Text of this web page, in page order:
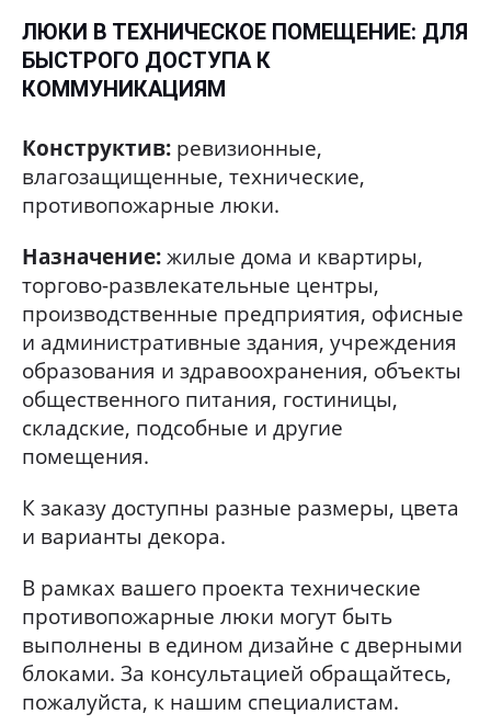
ЛЮКИ В ТЕХНИЧЕСКОЕ ПОМЕЩЕНИЕ: ДЛЯ
БЫСТРОГО ДОСТУПА К
КОММУНИКАЦИЯМ
Конструктив: ревизионные,
влагозащищенные, технические,
противопожарные люки.
Назначение:жилые дома и квартиры,
торгово-развлекательные центры,
производственные предприятия, офисные
и административные здания, учреждения
образования и здравоохранения, объекты
общественного питания, гостиницы,
складские, подсобные и другие
помещения.
К заказу доступны разные размеры, цвета
и варианты декора.
В рамках вашего проекта технические
противопожарные люки могут быть
выполнены в едином дизайне с дверными
блоками. За консультацией обращайтесь,
пожалуйста, к нашим специалистам.